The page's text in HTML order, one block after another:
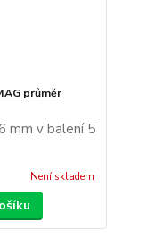
průměr
mm v balení 5
Není skladem